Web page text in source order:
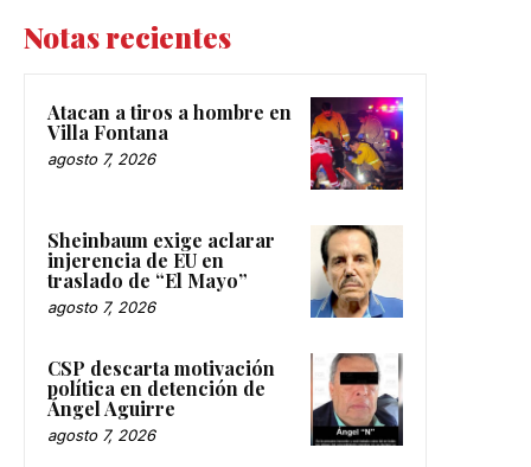
Notas recientes
Atacan a tiros a hombre en
Villa Fontana
agosto 7, 2026
Sheinbaum exige aclarar
injerencia de EU en
traslado de “El Mayo”
agosto 7, 2026
CSP descarta motivación
política en detención de
Ángel Aguirre
agosto 7, 2026